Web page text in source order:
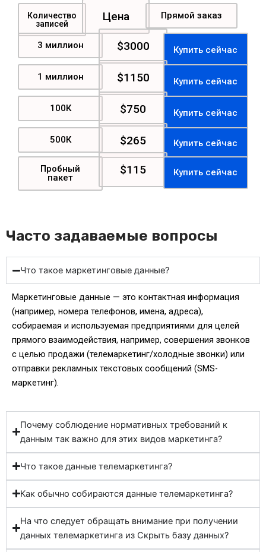
Количество
записей
Цена Прямой заказ
3 миллион $3000 Купить сейчас
1 миллион $1150 Купить сейчас
100К $750 Купить сейчас
500К $265 Купить сейчас
Пробный
пакет
$115 Купить сейчас
Часто задаваемые вопросы
Что такое маркетинговые данные?
Маркетинговые данные — это контактная информация
(например, номера телефонов, имена, адреса),
собираемая и используемая предприятиями для целей
прямого взаимодействия, например, совершения звонков
с целью продажи (телемаркетинг/холодные звонки) или
отправки рекламных текстовых сообщений (SMS-
маркетинг).
Почему соблюдение нормативных требований к
данным так важно для этих видов маркетинга?
Что такое данные телемаркетинга?
Как обычно собираются данные телемаркетинга?
На что следует обращать внимание при получении
данных телемаркетинга из Скрыть базу данных?